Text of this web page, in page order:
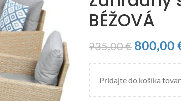
BÉŽOVÁ
935,00€ 800,00
Pridajte do košíka tovar